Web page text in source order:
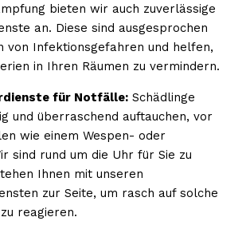
bieten wir auch zuverlässige
an. Diese sind ausgesprochen
von Infektionsgefahren und helfen,
in Ihren Räumen zu vermindern.
für Notfälle: Schädlinge
und überraschend auftauchen, vor
wie einem Wespen- oder
sind rund um die Uhr für Sie zu
Ihnen mit unseren
zur Seite, um rasch auf solche
reagieren.